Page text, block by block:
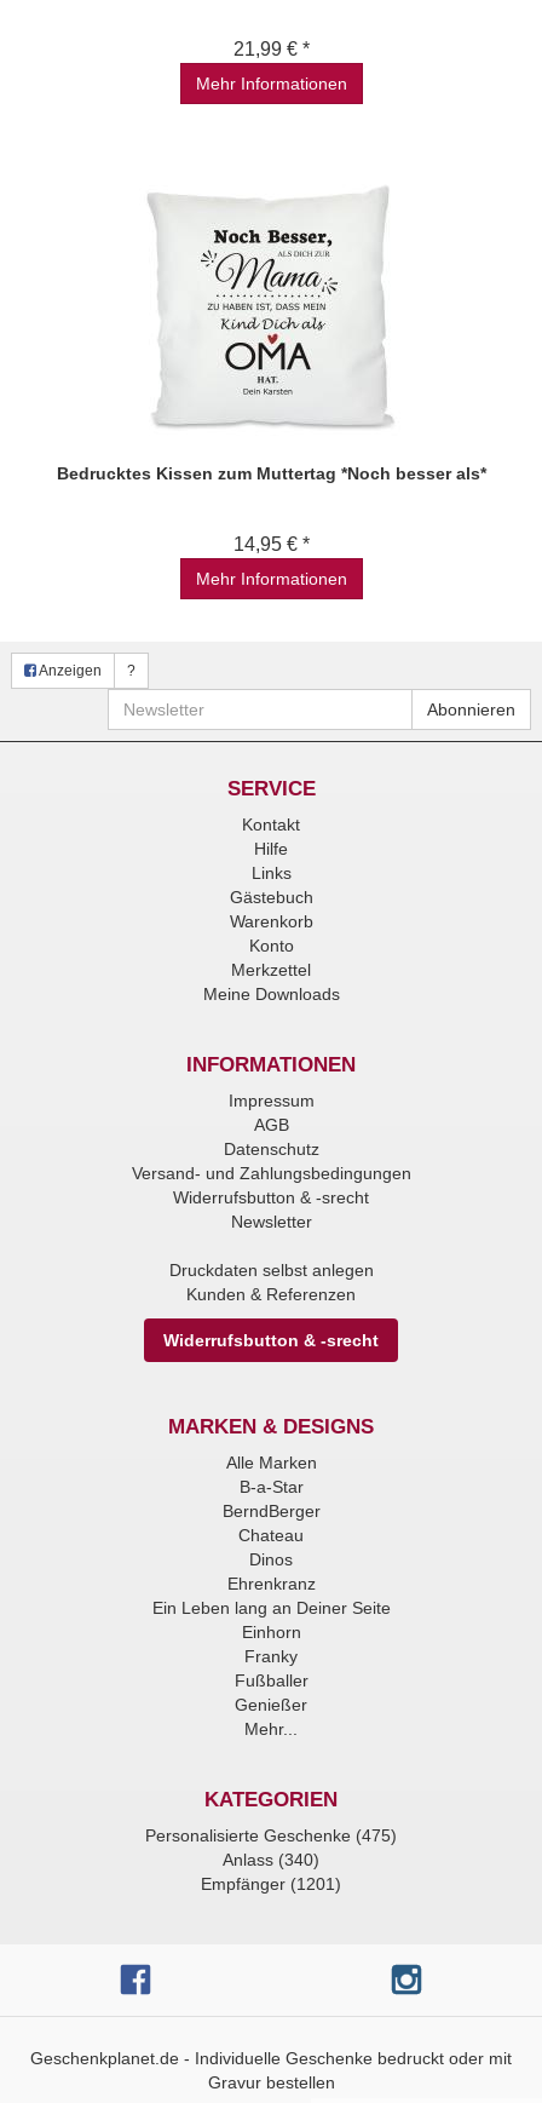
21,99 € *
Mehr Informationen
Bedrucktes Kissen zum Muttertag *Noch besser als*
14,95 € *
Mehr Informationen
Anzeigen ?
Newsletter Abonnieren
SERVICE
Kontakt
Hilfe
Links
Gästebuch
Warenkorb
Konto
Merkzettel
Meine Downloads
INFORMATIONEN
Impressum
AGB
Datenschutz
Versand- und Zahlungsbedingungen
Widerrufsbutton & -srecht
Newsletter
Druckdaten selbst anlegen
Kunden & Referenzen
Widerrufsbutton & -srecht
MARKEN & DESIGNS
Alle Marken
B-a-Star
BerndBerger
Chateau
Dinos
Ehrenkranz
Ein Leben lang an Deiner Seite
Einhorn
Franky
Fußballer
Genießer
Mehr...
KATEGORIEN
Personalisierte Geschenke (475)
Anlass (340)
Empfänger (1201)
Geschenkplanet.de - Individuelle Geschenke bedruckt oder mit
Gravur bestellen